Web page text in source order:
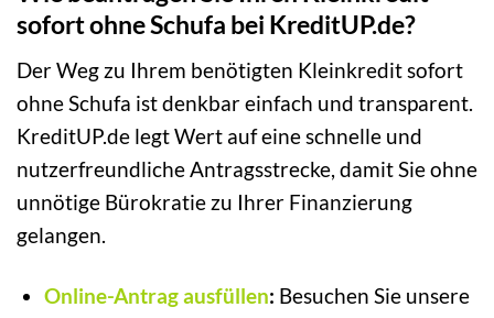
sofort ohne Schufa bei KreditUP.de?
Der Weg zu Ihrem benötigten Kleinkredit sofort
ohne Schufa ist denkbar einfach und transparent.
KreditUP.de legt Wert auf eine schnelle und
nutzerfreundliche Antragsstrecke, damit Sie ohne
unnötige Bürokratie zu Ihrer Finanzierung
gelangen.
Online-Antrag ausfüllen: Besuchen Sie unsere